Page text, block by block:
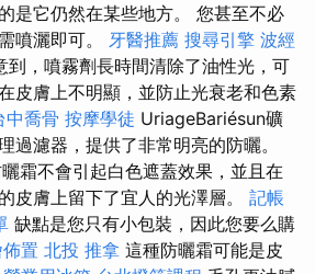
是它仍然在某些地方。 您甚至不必
噴灑即可。 牙醫推薦 搜尋引擎 波經
到，噴霧劑長時間清除了油性光，可
皮膚上不明顯，並防止光衰老和色素
中喬骨 按摩學徒 UriageBariésun礦
過濾器，提供了非常明亮的防曬。
霜不會引起白色遮蓋效果，並且在
皮膚上留下了宜人的光澤層。 記帳
缺點是您只有小包裝，因此您要么購
置 北投 推拿 這種防曬霜可能是皮